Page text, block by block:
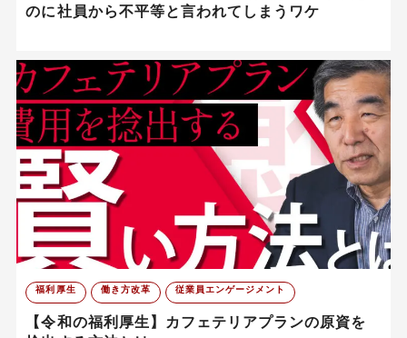
のに社員から不平等と言われてしまうワケ
福利厚生 働き方改革 従業員エンゲージメント
【令和の福利厚生】カフェテリアプランの原資を